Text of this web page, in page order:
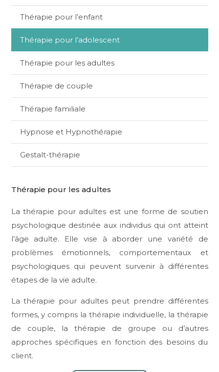
Thérapie pour l’enfant
Thérapie pour l’adolescent
Thérapie pour les adultes
Thérapie de couple
Thérapie familiale
Hypnose et Hypnothérapie
Gestalt-thérapie
Thérapie pour les adultes
La thérapie pour adultes est une forme de soutien
psychologique destinée aux individus qui ont atteint
l’âge adulte. Elle vise à aborder une variété de
problèmes émotionnels, comportementaux et
psychologiques qui peuvent survenir à différentes
étapes de la vie adulte.
La thérapie pour adultes peut prendre différentes
formes, y compris la thérapie individuelle, la thérapie
de couple, la thérapie de groupe ou d’autres
approches spécifiques en fonction des besoins du
client.